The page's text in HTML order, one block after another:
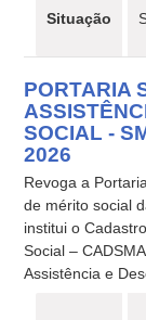
Situação
PORTARIA
SOCIAL -
2026
Revoga a
de mérito social
institui o
Social –
Assistência e